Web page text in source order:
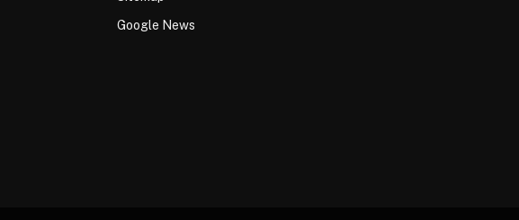
Google News